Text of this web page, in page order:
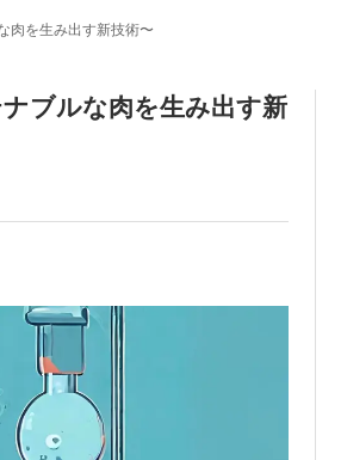
を生み出す新技術〜
ブルな肉を生み出す新